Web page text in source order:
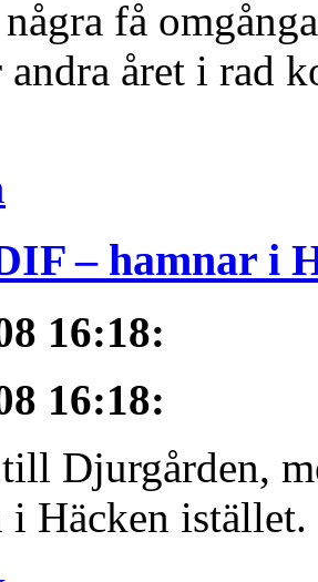
få
året i rad
– hamnar i
16:18:
16:18:
Djurgården,
i Häcken